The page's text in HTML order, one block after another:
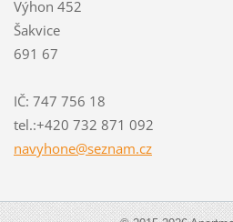
Výhon 452
Šakvice
691 67
IČ: 747 756 18
tel.:+420 732 871 092
navyhone@seznam.cz